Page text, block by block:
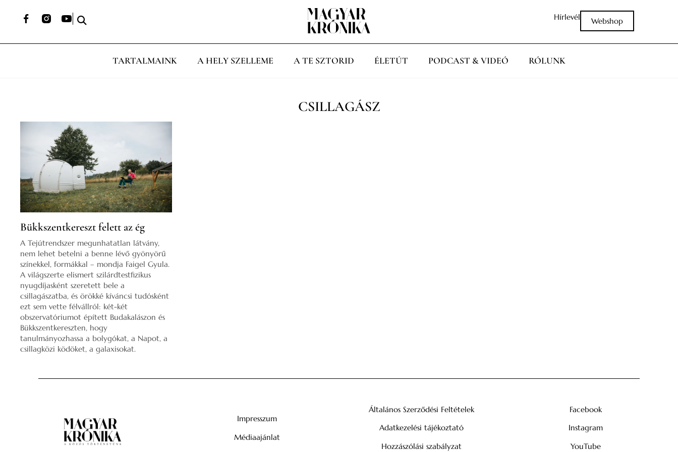
Hírlevél Webshop
TARTALMAINK A HELY SZELLEME A TE SZTORID ÉLETÚT PODCAST & VIDEÓ RÓLUNK
CSILLAGÁSZ
Bükkszentkereszt felett az ég
A Tejútrendszer megunhatatlan látvány,
nem lehet betelni a benne lévő gyönyörű
színekkel, formákkal – mondja Faigel Gyula.
A világszerte elismert szilárdtestfizikus
nyugdíjasként szeretett bele a
csillagászatba, és örökké kíváncsi tudósként
ezt sem vette félvállról: két-két
obszervatóriumot épített Budakalászon és
Bükkszentkereszten, hogy
tanulmányozhassa a bolygókat, a Napot, a
csillagközi ködöket, a galaxisokat.
Impresszum
Médiaajánlat
Általános Szerződési Feltételek
Adatkezelési tájékoztató
Hozzászólási szabályzat
Facebook
Instagram
YouTube